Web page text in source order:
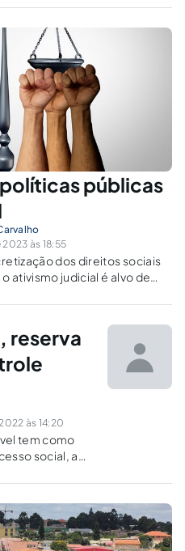
públicas
às 18:55
dos direitos sociais
ativismo judicial é alvo de
reserva
às 14:20
tem como
social, a
de